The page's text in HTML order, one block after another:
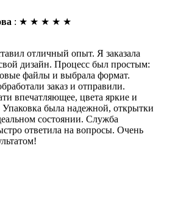
: ★ ★ ★ ★ ★
отличный опыт. Я заказала
дизайн. Процесс был простым:
файлы и выбрала формат.
заказ и отправили.
впечатляющее, цвета яркие и
была надежной, открытки
состоянии. Служба
ответила на вопросы. Очень